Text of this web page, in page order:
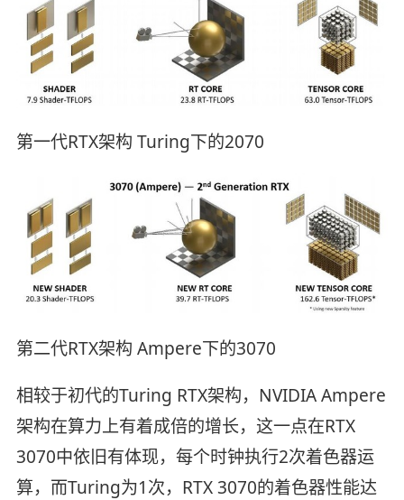
第一代RTX架构 Turing下的2070
第二代RTX架构 Ampere下的3070
相较于初代的Turing RTX架构，NVIDIA Ampere
架构在算力上有着成倍的增长，这一点在RTX
3070中依旧有体现，每个时钟执行2次着色器运
算，而Turing为1次，RTX 3070的着色器性能达